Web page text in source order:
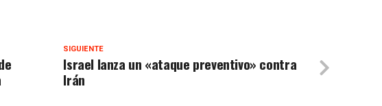
SIGUIENTE
Israel lanza un «ataque preventivo» contra
Irán